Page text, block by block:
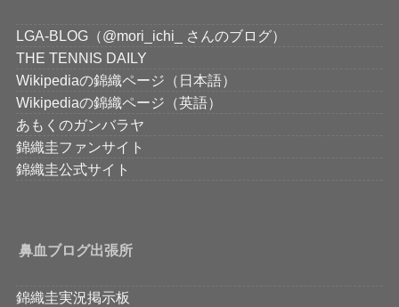
LGA-BLOG（@mori_ichi_ さんのブログ）
THE TENNIS DAILY
Wikipediaの錦織ページ（日本語）
Wikipediaの錦織ページ（英語）
あもくのガンバラヤ
錦織圭ファンサイト
錦織圭公式サイト
鼻血ブログ出張所
錦織圭実況掲示板